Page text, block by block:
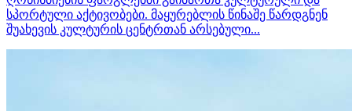
სპორტული აქტივობები. მაყურებლის წინაშე წარდგნენ
შუახევის კულტურის ცენტრთან არსებული...